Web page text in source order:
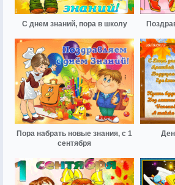
С днем знаний, пора в школу
Пора набрать новые знания, с 1
сентября